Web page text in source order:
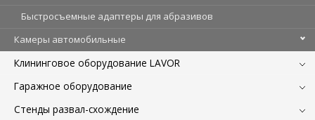
Быстросъемные адаптеры для абразивов
Камеры автомобильные
Клининговое оборудование LAVOR
Гаражное оборудование
Стенды развал-схождение